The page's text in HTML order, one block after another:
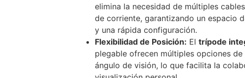
elimina la necesidad de múltiples
de corriente, garantizando un espacio
y una rápida configuración.
Flexibilidad de Posición: El trípode
plegable ofrecen múltiples opciones
ángulo de visión, lo que facilita la